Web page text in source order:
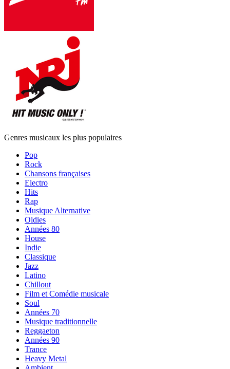
Genres musicaux les plus populaires
Pop
Rock
Chansons françaises
Electro
Hits
Rap
Musique Alternative
Oldies
Années 80
House
Indie
Classique
Jazz
Latino
Chillout
Film et Comédie musicale
Soul
Années 70
Musique traditionnelle
Reggaeton
Années 90
Trance
Heavy Metal